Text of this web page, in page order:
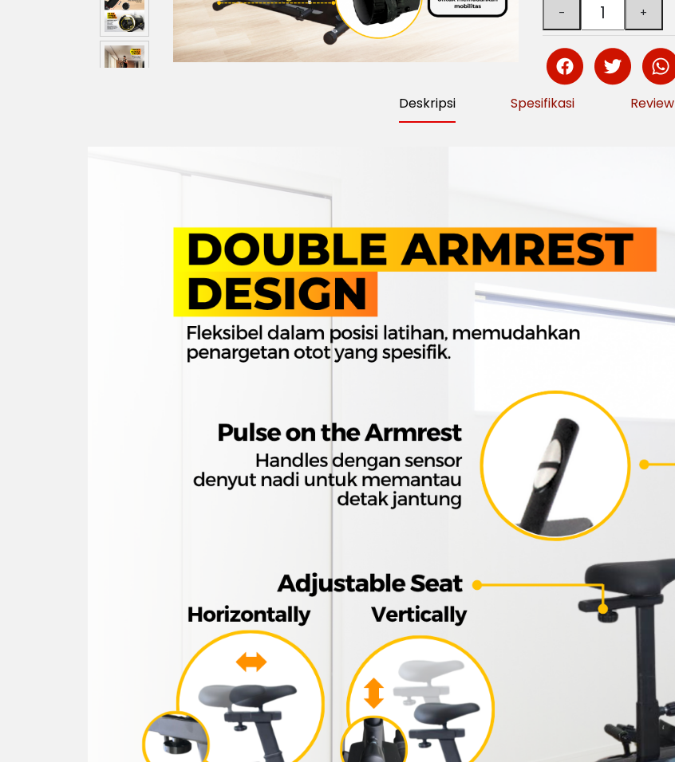
Deskripsi Spesifikasi Review